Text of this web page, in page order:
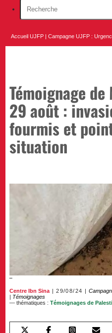
Accueil UJFP |Campagne UJFP :
Témoignage
29 août :
fourmis et
situation
Centre Ibn Sina 29/08/24
Témoignages
— thématiques :Témoignages de